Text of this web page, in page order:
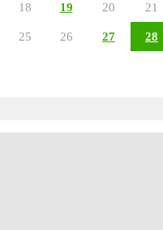
18 19 20 21
25 26 27 28